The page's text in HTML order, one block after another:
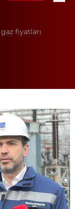
fiyatları